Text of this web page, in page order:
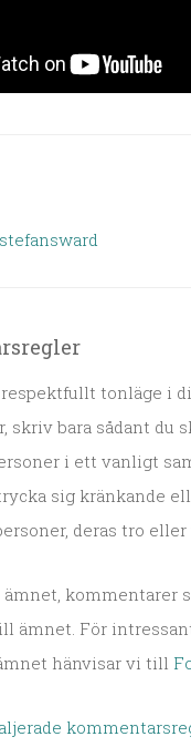
respektfullt tonläge i
skriv bara sådant du
i ett vanligt
sig kränkande
deras tro
kommentarer
ämnet. För
hänvisar vi till